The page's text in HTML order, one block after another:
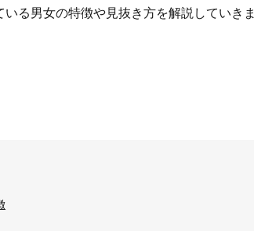
る男女の特徴や見抜き方を解説していきま